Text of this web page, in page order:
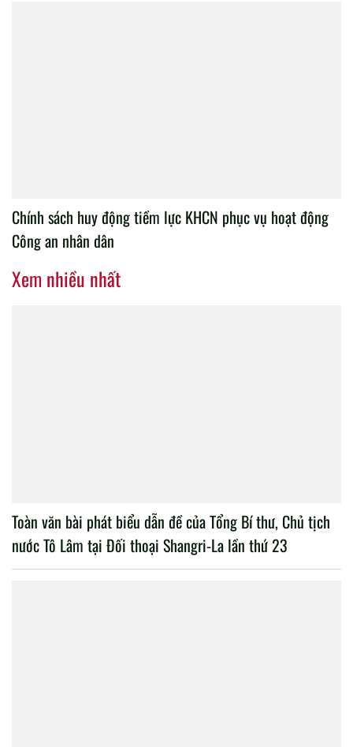
Chính sách huy động tiềm lực KHCN phục vụ hoạt động
Công an nhân dân
Xem nhiều nhất
Toàn văn bài phát biểu dẫn đề của Tổng Bí thư, Chủ tịch
nước Tô Lâm tại Đối thoại Shangri-La lần thứ 23